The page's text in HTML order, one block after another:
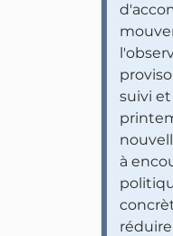
suivi
à